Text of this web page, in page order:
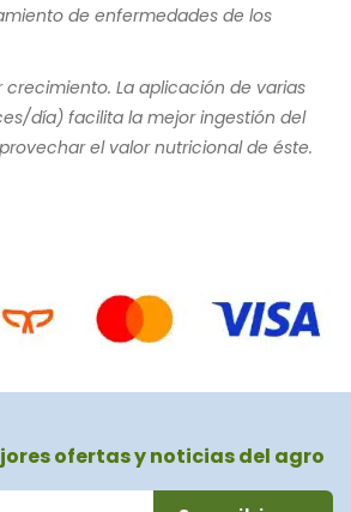
de enfermedades de los
La aplicación de varias
día) facilita la mejor ingestión del
el valor nutricional de éste.
ofertas y noticias del agro